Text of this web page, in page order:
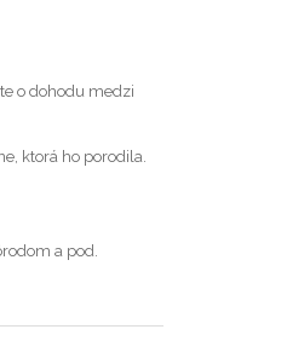
o dohodu medzi
ktorá ho porodila.
a pod.